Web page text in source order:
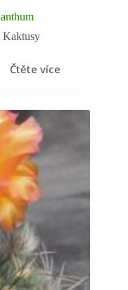
Kaktusy
Čtěte více